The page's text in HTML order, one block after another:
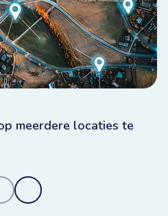
meerdere locaties te